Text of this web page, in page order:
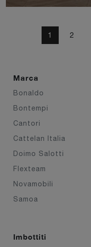
Marca
Bonaldo
Bontempi
Cantori
Cattelan Italia
Doimo Salotti
Flexteam
Novamobili
Samoa
Imbottiti
1 2